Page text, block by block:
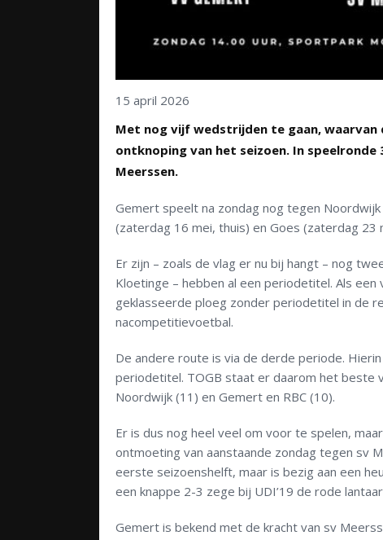
15 april 2026
Met nog vijf wedstrijden te gaan, waarvan
ontknoping van het seizoen. In
Meerssen.
Gemert speelt na zondag nog tegen
(zaterdag 16 mei, thuis) en Goes (zaterdag 23
Er zijn – zoals de vlag er nu bij hangt – nog
Kloetinge – hebben al een periodetitel. Als
geklasseerde ploeg zonder periodetitel in de
nacompetitievoetbal.
De andere route is via de derde periode.
periodetitel. TOGB staat er daarom het beste
Noordwijk (11) en Gemert en RBC (10).
Er is dus nog heel veel om voor te spelen,
ontmoeting van aanstaande zondag tegen sv
eerste seizoenshelft, maar is bezig aan een
een knappe 2-3 zege bij UDI’19 de rode
Gemert is bekend met de kracht van sv